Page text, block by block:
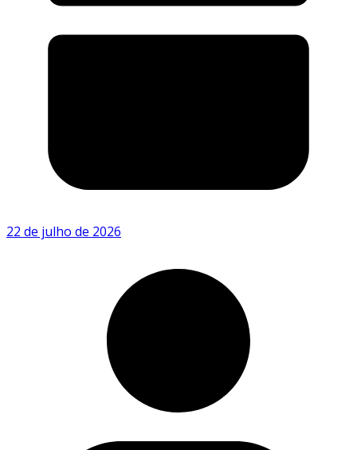
22 de julho de 2026